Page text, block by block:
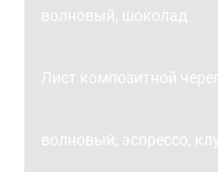
волновый, шоколад
Лист композитной
волновый, эспрессо,